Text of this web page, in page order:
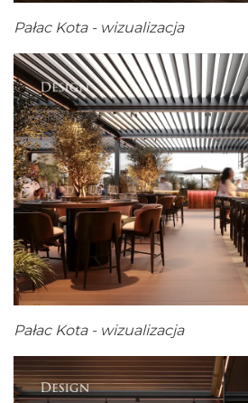
Pałac Kota - wizualizacja
Pałac Kota - wizualizacja